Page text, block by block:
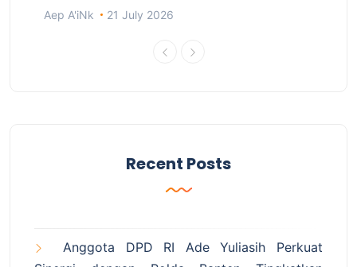
Aep A'iNk 21 July 2026
Recent Posts
Anggota DPD RI Ade Yuliasih Perkuat